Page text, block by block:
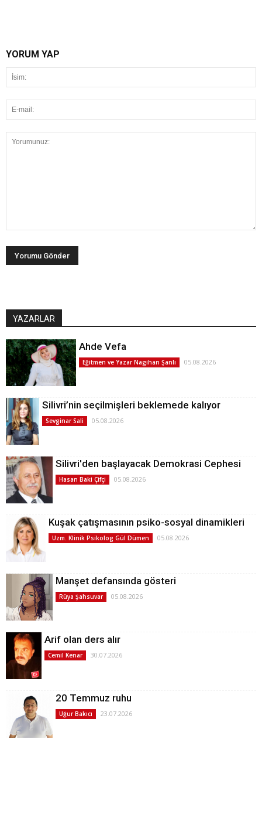
YORUM YAP
YAZARLAR
Ahde Vefa
Eğitmen ve Yazar Nagihan Şanlı 05.08.2026
Silivri’nin seçilmişleri beklemede kalıyor
Sevginar Sali 05.08.2026
Silivri'den başlayacak Demokrasi Cephesi
Hasan Baki Çifçi 05.08.2026
Kuşak çatışmasının psiko-sosyal dinamikleri
Uzm. Klinik Psikolog Gül Dümen 05.08.2026
Manşet defansında gösteri
Rüya Şahsuvar 05.08.2026
Arif olan ders alır
Cemil Kenar 30.07.2026
20 Temmuz ruhu
Uğur Bakıcı 23.07.2026